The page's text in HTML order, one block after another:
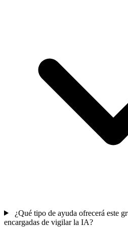
¿Qué tipo de ayuda ofrecerá este
encargadas de vigilar la IA?